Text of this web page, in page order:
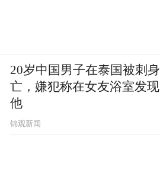
20岁中国男子在泰国被刺身
亡，嫌犯称在女友浴室发现
他
锦观新闻